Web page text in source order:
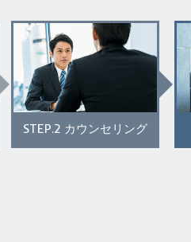
STEP.2 カウンセリング